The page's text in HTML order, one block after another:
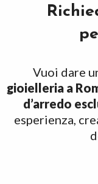
Vuoi dare
gioielleria a
d’arredo
esperienza,